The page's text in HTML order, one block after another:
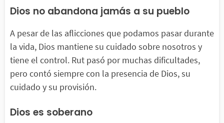
Dios no abandona jamás a su pueblo
A pesar de las aflicciones que podamos pasar durante
la vida, Dios mantiene su cuidado sobre nosotros y
tiene el control. Rut pasó por muchas dificultades,
pero contó siempre con la presencia de Dios, su
cuidado y su provisión.
Dios es soberano